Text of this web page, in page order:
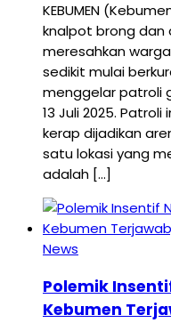
KEBUMEN
knalpot brong dan
meresahkan
sedikit mulai
menggelar patroli
13 Juli 2025.
kerap dijadikan
satu lokasi yang
adalah […]
News
Polemik
Kebumen